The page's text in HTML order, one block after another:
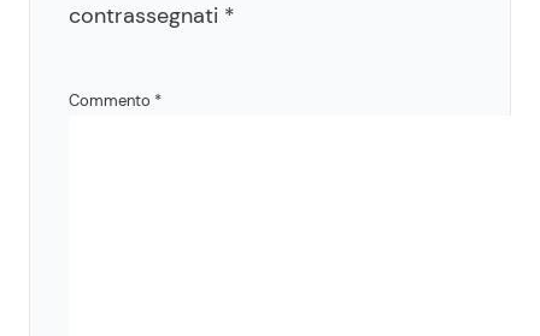
contrassegnati *
Commento *